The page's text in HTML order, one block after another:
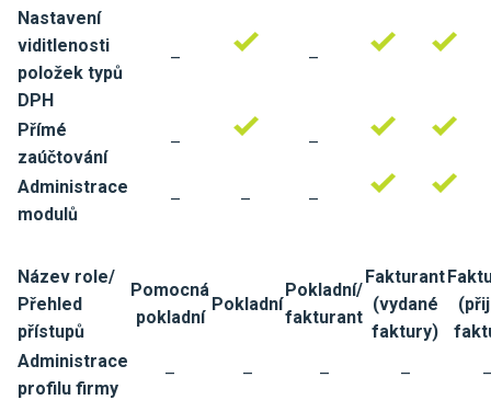
Nastavení
viditlenosti
položek typů
DPH
– –
Přímé
zaúčtování
– –
Administrace
modulů
– – –
Název role/
Přehled
přístupů
Pomocná
pokladní
Pokladní
Pokladní/
fakturant
Fakturant
(vydané
faktury)
Administrace
profilu firmy
– – – –